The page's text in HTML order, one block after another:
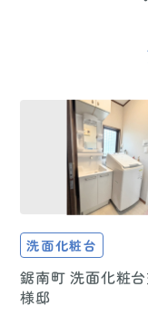
洗面化粧台
鋸南町 洗面化粧
様邸